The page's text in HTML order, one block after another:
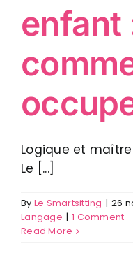
enfant
Logique et
Le [...]
By Le Smartsitting | 26
Langage | 1 Comment
Read More